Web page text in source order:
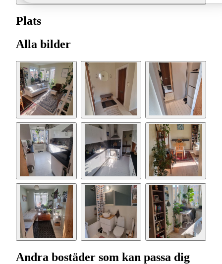
Plats
Alla bilder
Andra bostäder som kan passa dig